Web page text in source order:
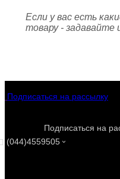
Если у вас есть
товару - задавайте
Подписаться на рассылку
Подписаться на
(044)4559505